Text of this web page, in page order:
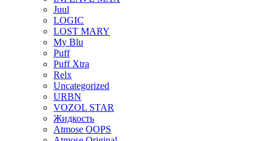
Juul
LOGIC
LOST MARY
My Blu
Puff
Puff Xtra
Relx
Uncategorized
URBN
VOZOL STAR
Жидкость
Atmose OOPS